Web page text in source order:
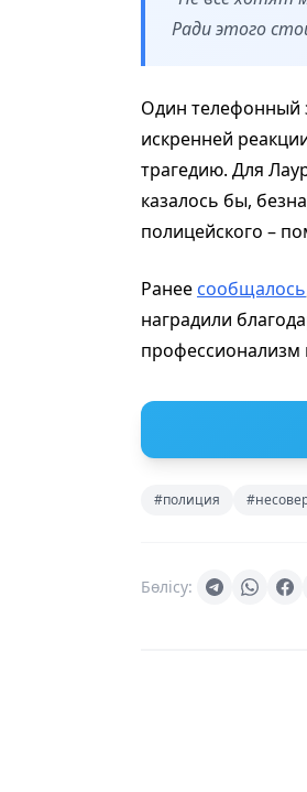
Ради этого
Один телефонный
искренней
трагедию. Для
казалось бы,
полицейского –
Ранее сообщалось
наградили
профессионализм
#полиция
Бөлісу: